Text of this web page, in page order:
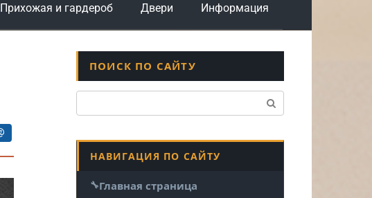
Прихожая и гардероб Двери Информация
ПОИСК ПО САЙТУ
НАВИГАЦИЯ ПО САЙТУ
Главная страница